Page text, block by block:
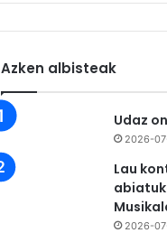
Azken albisteak
Udaz
2026-
Lau
2026-